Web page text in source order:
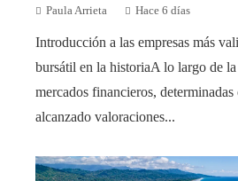
Paula Arrieta Hace 6 días
Introducción a las empresas más
bursátil en la historiaA lo largo de
mercados financieros, determinadas
alcanzado valoraciones...